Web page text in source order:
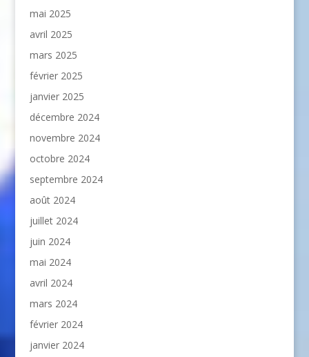
mai 2025
avril 2025
mars 2025
février 2025
janvier 2025
décembre 2024
novembre 2024
octobre 2024
septembre 2024
août 2024
juillet 2024
juin 2024
mai 2024
avril 2024
mars 2024
février 2024
janvier 2024